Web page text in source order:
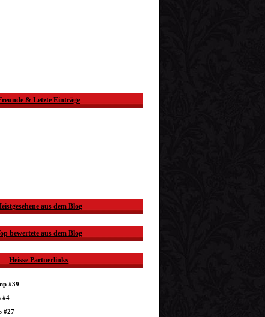
& Letzte Einträge
aus dem Blog
bewertete aus dem Blog
Heisse Partnerlinks
#39
#4
#27